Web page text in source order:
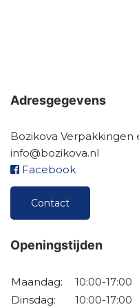
Adresgegevens
Bozikova Verpakkingen
info@bozikova.nl
Facebook
Contact
Openingstijden
Maandag:
10:00-17:00
Dinsdag:
10:00-17:00